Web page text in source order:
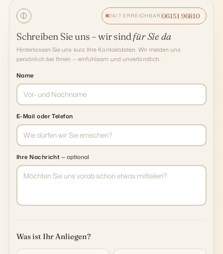
24/7 ERREICHBAR 06151 96810
Schreiben Sie uns – wir sindfür Sie da
Hinterlassen Sie uns kurz Ihre Kontaktdaten. Wir melden uns
persönlich bei Ihnen — einfühlsam und unverbindlich.
Name
E-Mail oder Telefon
Ihre Nachricht — optional
Was ist Ihr Anliegen?